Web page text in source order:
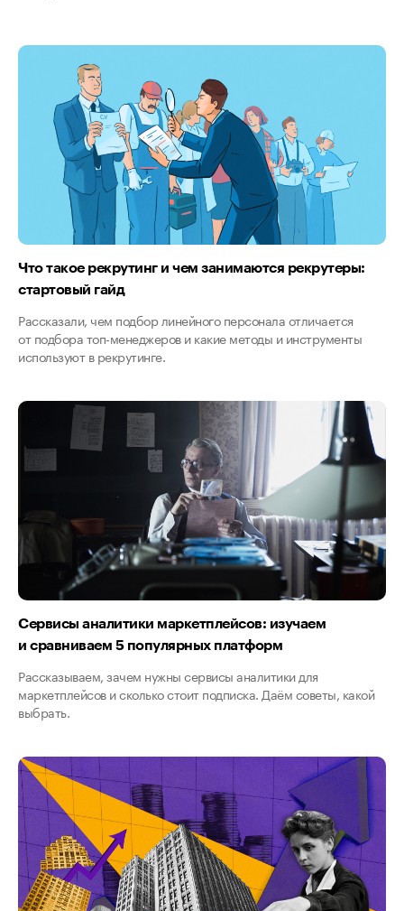
Что такое рекрутинг и чем занимаются рекрутеры:
стартовый гайд
Рассказали, чем подбор линейного персонала отличается
от подбора топ-менеджеров и какие методы и инструменты
используют в рекрутинге.
Сервисы аналитики маркетплейсов: изучаем
и сравниваем 5 популярных платформ
Рассказываем, зачем нужны сервисы аналитики для
маркетплейсов и сколько стоит подписка. Даём советы, какой
выбрать.